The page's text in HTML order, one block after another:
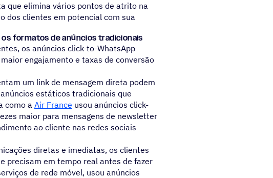
que elimina vários pontos de atrito na
dos clientes em potencial com sua
formatos de anúncios tradicionais
os anúncios click-to-WhatsApp
engajamento e taxas de conversão
um link de mensagem direta podem
estáticos tradicionais que
como a Air France usou anúncios click-
maior para mensagens de newsletter
ao cliente nas redes sociais
diretas e imediatas, os clientes
precisam em tempo real antes de fazer
de rede móvel, usou anúncios